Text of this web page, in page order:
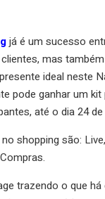
já é um sucesso
mas
ideal neste
pode ganhar um
até o dia 24
shopping são:
trazendo o que